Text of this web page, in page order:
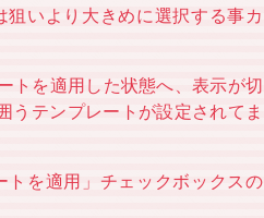
いより大きめに選択する事カ
トを適用した状態へ、表示が切
うテンプレートが設定されてま
を適用」チェックボックスの